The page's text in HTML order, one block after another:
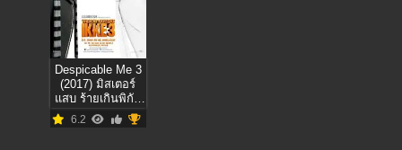
Despicable Me 3
(2017) มิสเตอร์
แสบ ร้ายเกินพิกัด
3
6.2